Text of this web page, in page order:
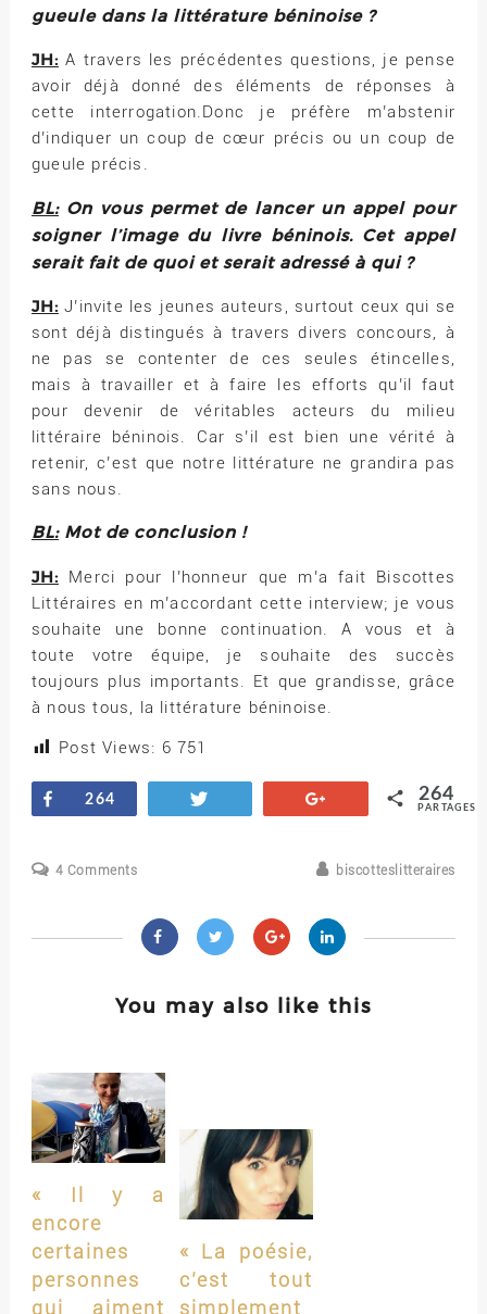
gueule dans la littérature béninoise ?
JH:A travers les précédentes questions, je pense
avoir déjà donné des éléments de réponses à
cette interrogation.Donc je préfère m’abstenir
d’indiquer un coup de cœur précis ou un coup de
gueule précis.
BL:On vous permet de lancer un appel pour
soigner l’image du livre béninois. Cet appel
serait fait de quoi et serait adressé à qui ?
JH:J’invite les jeunes auteurs, surtout ceux qui se
sont déjà distingués à travers divers concours, à
ne pas se contenter de ces seules étincelles,
mais à travailler et à faire les efforts qu’il faut
pour devenir de véritables acteurs du milieu
littéraire béninois. Car s’il est bien une vérité à
retenir, c’est que notre littérature ne grandira pas
sans nous.
BL:Mot de conclusion !
JH:Merci pour l’honneur que m’a fait Biscottes
Littéraires en m’accordant cette interview; je vous
souhaite une bonne continuation. A vous et à
toute votre équipe, je souhaite des succès
toujours plus importants. Et que grandisse, grâce
à nous tous, la littérature béninoise.
Post Views: 6 751
Partagez
264
PARTAGES
264
4 Comments biscotteslitteraires
You may also like this
« Il y a
encore
certaines
personnes
qui aiment
« La poésie,
c’est tout
simplement